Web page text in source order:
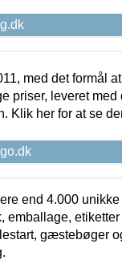
med det formål
priser, leveret med
Klik her for at se
end 4.000
emballage,
gæstebøger